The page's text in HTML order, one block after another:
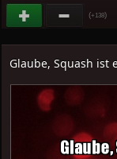
(+138)
Glaube, Squash ist